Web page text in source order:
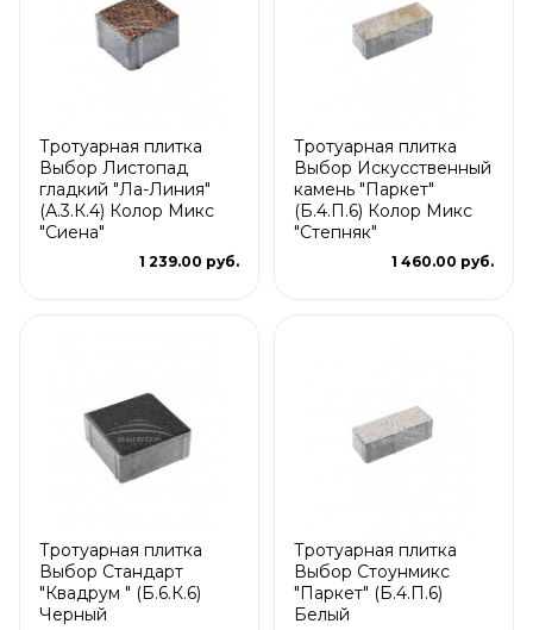
Тротуарная плитка
Выбор Листопад
гладкий "Ла-Линия"
(А.3.К.4) Колор Микс
"Сиена"
1 239.00 руб.
Тротуарная плитка
Выбор Искусственный
камень "Паркет"
(Б.4.П.6) Колор Микс
"Степняк"
1 460.00 руб.
Тротуарная плитка
Выбор Стандарт
"Квадрум " (Б.6.К.6)
Черный
Тротуарная плитка
Выбор Стоунмикс
"Паркет" (Б.4.П.6)
Белый